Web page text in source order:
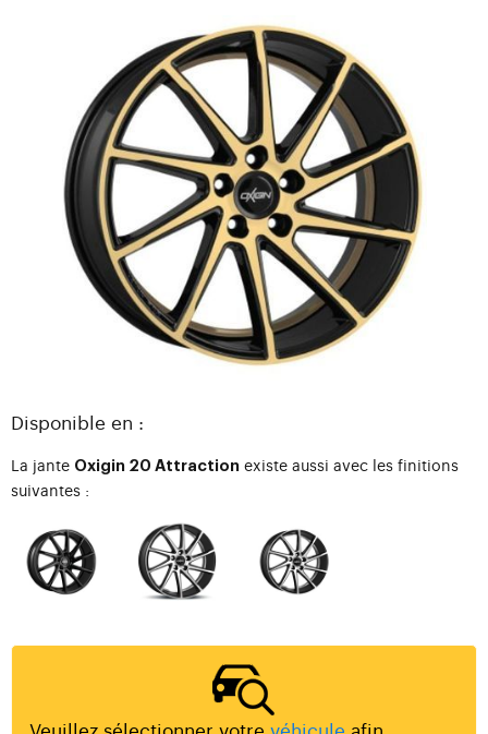
Disponible en :
La jante Oxigin 20 Attraction existe aussi avec les finitions
suivantes :